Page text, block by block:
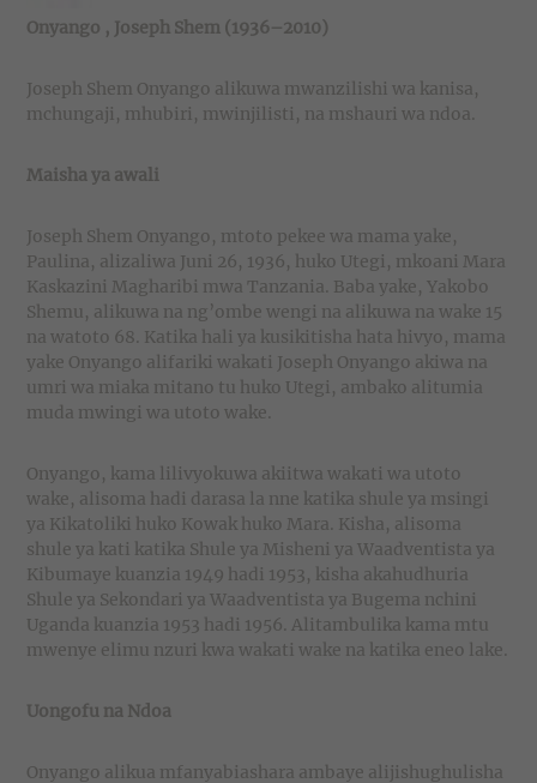
Onyango , Joseph Shem (1936–2010)
Joseph Shem Onyango alikuwa mwanzilishi wa kanisa,
mchungaji, mhubiri, mwinjilisti, na mshauri wa ndoa.
Maisha ya awali
Joseph Shem Onyango, mtoto pekee wa mama yake,
Paulina, alizaliwa Juni 26, 1936, huko Utegi, mkoani Mara
Kaskazini Magharibi mwa Tanzania. Baba yake, Yakobo
Shemu, alikuwa na ng’ombe wengi na alikuwa na wake 15
na watoto 68. Katika hali ya kusikitisha hata hivyo, mama
yake Onyango alifariki wakati Joseph Onyango akiwa na
umri wa miaka mitano tu huko Utegi, ambako alitumia
muda mwingi wa utoto wake.
Onyango, kama lilivyokuwa akiitwa wakati wa utoto
wake, alisoma hadi darasa la nne katika shule ya msingi
ya Kikatoliki huko Kowak huko Mara. Kisha, alisoma
shule ya kati katika Shule ya Misheni ya Waadventista ya
Kibumaye kuanzia 1949 hadi 1953, kisha akahudhuria
Shule ya Sekondari ya Waadventista ya Bugema nchini
Uganda kuanzia 1953 hadi 1956. Alitambulika kama mtu
mwenye elimu nzuri kwa wakati wake na katika eneo lake.
Uongofu na Ndoa
Onyango alikua mfanyabiashara ambaye alijishughulisha